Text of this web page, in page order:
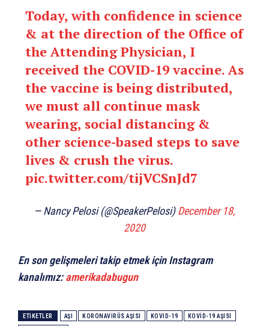
Today, with confidence in science
& at the direction of the Office of
the Attending Physician, I
received the COVID-19 vaccine. As
the vaccine is being distributed,
we must all continue mask
wearing, social distancing &
other science-based steps to save
lives & crush the virus.
pic.twitter.com/tijVCSnJd7
— Nancy Pelosi (@SpeakerPelosi)December 18,
2020
En son gelişmeleri takip etmek için Instagram
kanalımız:amerikadabugun
ETIKETLER AŞI KORONAVIRÜS AŞISI KOVID-19 KOVID-19 AŞISI